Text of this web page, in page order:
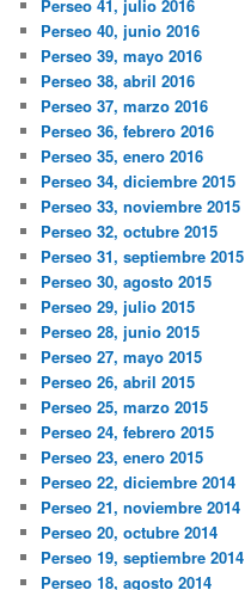
Perseo 41, julio 2016
Perseo 40, junio 2016
Perseo 39, mayo 2016
Perseo 38, abril 2016
Perseo 37, marzo 2016
Perseo 36, febrero 2016
Perseo 35, enero 2016
Perseo 34, diciembre 2015
Perseo 33, noviembre 2015
Perseo 32, octubre 2015
Perseo 31, septiembre 2015
Perseo 30, agosto 2015
Perseo 29, julio 2015
Perseo 28, junio 2015
Perseo 27, mayo 2015
Perseo 26, abril 2015
Perseo 25, marzo 2015
Perseo 24, febrero 2015
Perseo 23, enero 2015
Perseo 22, diciembre 2014
Perseo 21, noviembre 2014
Perseo 20, octubre 2014
Perseo 19, septiembre 2014
Perseo 18, agosto 2014